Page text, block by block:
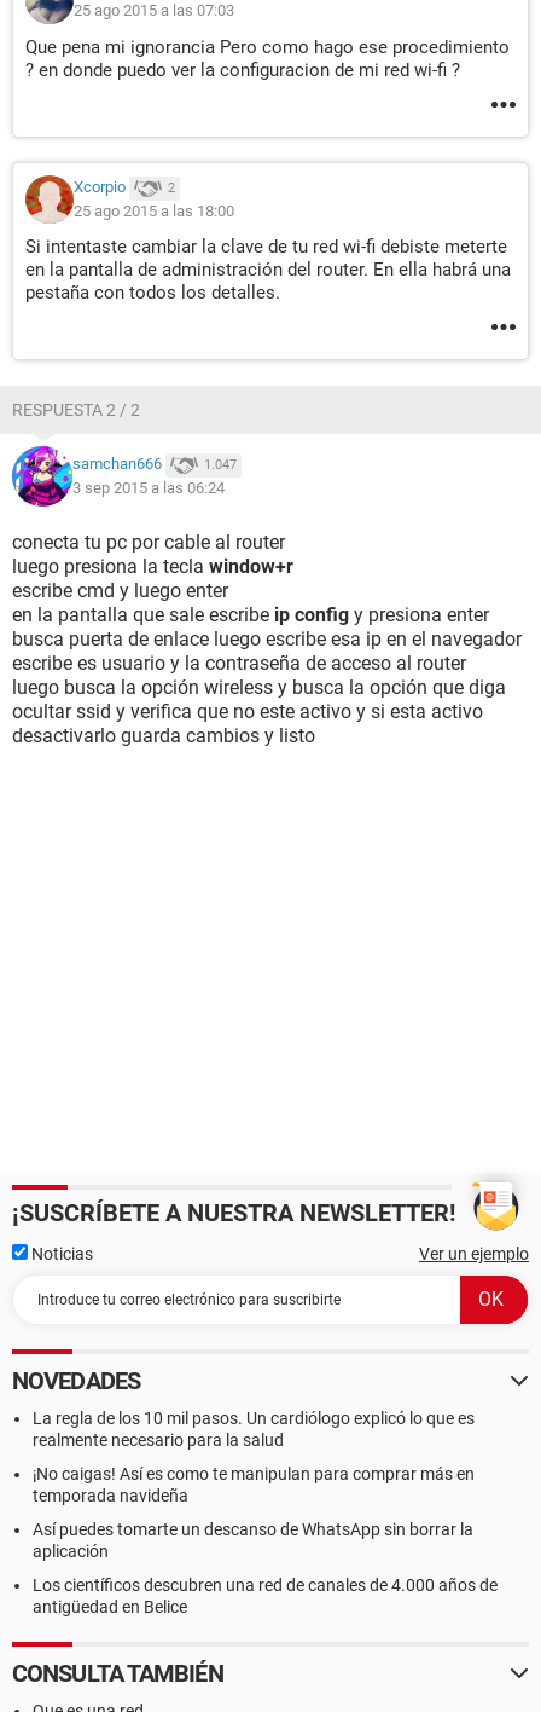
25 ago 2015 a las 07:03
Que pena mi ignorancia Pero como hago ese procedimiento
? en donde puedo ver la configuracion de mi red wi-fi ?
Xcorpio 2
25 ago 2015 a las 18:00
Si intentaste cambiar la clave de tu red wi-fi debiste meterte
en la pantalla de administración del router. En ella habrá una
pestaña con todos los detalles.
RESPUESTA 2 / 2
samchan666 1.047
3 sep 2015 a las 06:24
conecta tu pc por cable al router
luego presiona la tecla window+r
escribe cmd y luego enter
en la pantalla que sale escribe ip config y presiona enter
busca puerta de enlace luego escribe esa ip en el navegador
escribe es usuario y la contraseña de acceso al router
luego busca la opción wireless y busca la opción que diga
ocultar ssid y verifica que no este activo y si esta activo
desactivarlo guarda cambios y listo
¡SUSCRÍBETE A NUESTRA NEWSLETTER!
Noticias Ver un ejemplo
NOVEDADES
La regla de los 10 mil pasos. Un cardiólogo explicó lo que es
realmente necesario para la salud
¡No caigas! Así es como te manipulan para comprar más en
temporada navideña
Así puedes tomarte un descanso de WhatsApp sin borrar la
aplicación
Los científicos descubren una red de canales de 4.000 años de
antigüedad en Belice
CONSULTA TAMBIÉN